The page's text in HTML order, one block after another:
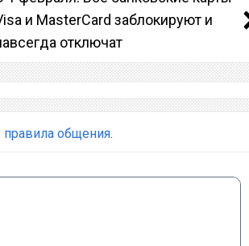
и MasterCard заблокируют и
отключат
правила общения.